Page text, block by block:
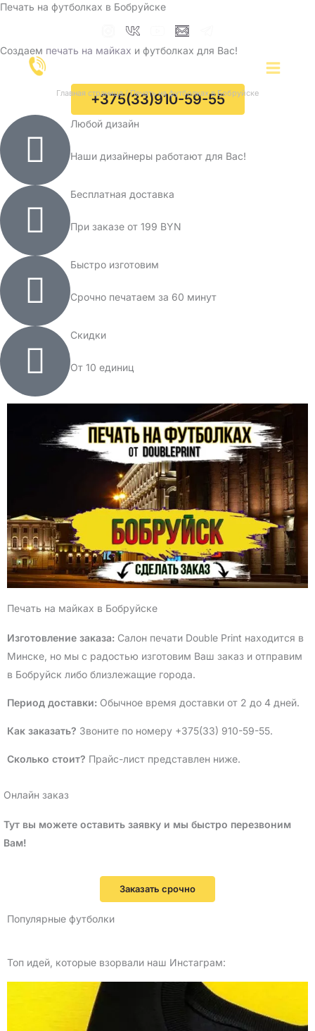
Перейти
содержимому
Главная страница/Печать на футболках в Бобруйске
Печать на футболках в Бобруйске
Создаем печать на майках и футболках для Вас!
+375(33)910-59-55
Любой дизайн
Наши дизайнеры работают для Вас!
Бесплатная доставка
При заказе от 199 BYN
Быстро изготовим
Срочно печатаем за 60 минут
Скидки
От 10 единиц
Печать на майках в Бобруйске
Изготовление заказа: Салон печати Double Print находится в
Минске, но мы с радостью изготовим Ваш заказ и отправим
в Бобруйск либо близлежащие города.
Период доставки: Обычное время доставки от 2 до 4 дней.
Как заказать? Звоните по номеру +375(33) 910-59-55.
Сколько стоит? Прайс-лист представлен ниже.
Онлайн заказ
Тут вы можете оставить заявку и мы быстро перезвоним
Вам!
Заказать срочно
Популярные футболки
Топ идей, которые взорвали наш Инстаграм: